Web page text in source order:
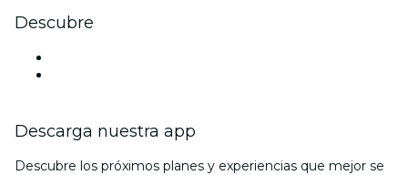
Descubre
Descarga nuestra app
Descubre los próximos planes y experiencias que mejor se